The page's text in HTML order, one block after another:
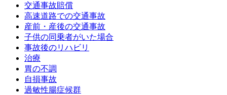
交通事故賠償
高速道路での交通事故
産前・産後の交通事故
子供の同乗者がいた場合
事故後のリハビリ
治療
胃の不調
自損事故
過敏性腸症候群